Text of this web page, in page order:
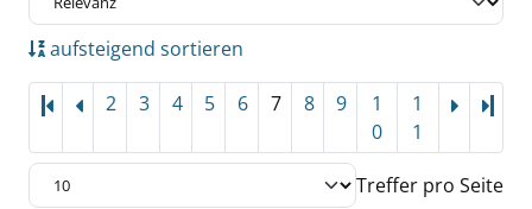
aufsteigend sortieren
2 3 4 5 6 7 8 9
1
0
1
1
Treffer pro Seite